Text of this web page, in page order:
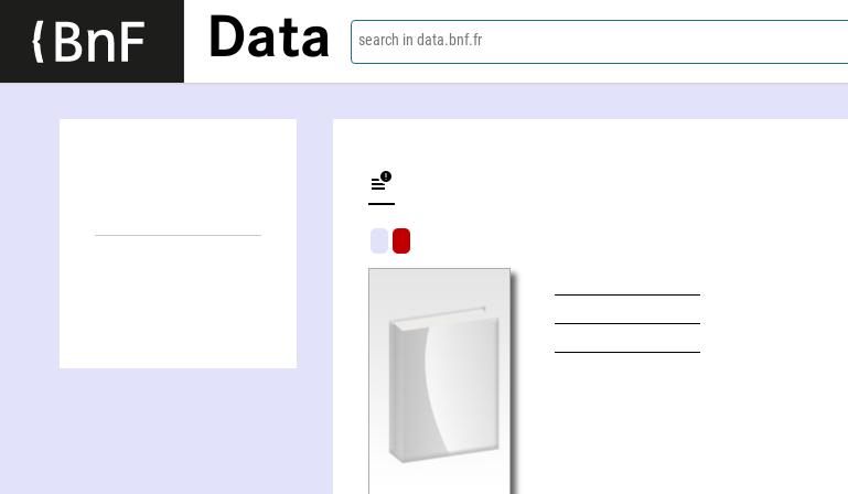
Data search in data.bnf.fr